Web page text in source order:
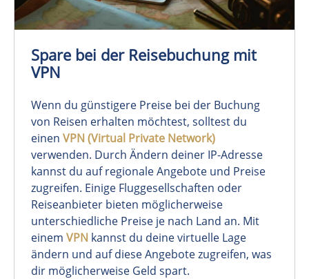
Spare bei der Reisebuchung mit
VPN
Wenn du günstigere Preise bei der Buchung
von Reisen erhalten möchtest, solltest du
einen VPN (Virtual Private Network)
verwenden. Durch Ändern deiner IP-Adresse
kannst du auf regionale Angebote und Preise
zugreifen. Einige Fluggesellschaften oder
Reiseanbieter bieten möglicherweise
unterschiedliche Preise je nach Land an. Mit
einem VPN kannst du deine virtuelle Lage
ändern und auf diese Angebote zugreifen, was
dir möglicherweise Geld spart.